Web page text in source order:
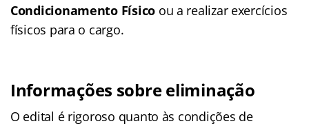
Condicionamento Físico ou a realizar exercícios
físicos para o cargo.
Informações sobre eliminação
O edital é rigoroso quanto às condições de